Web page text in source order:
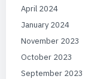
April 2024
January 2024
November 2023
October 2023
September 2023